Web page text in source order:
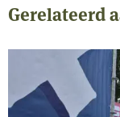
Gerelateerd